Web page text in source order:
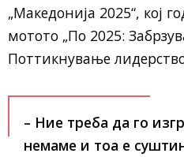
„Македонија 2025“, кој
мотото „По 2025:
Поттикнување
– Ние треба да го
немаме и тоа е